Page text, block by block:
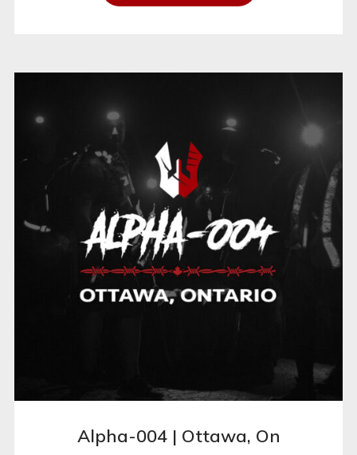
Alpha-004 | Ottawa, On